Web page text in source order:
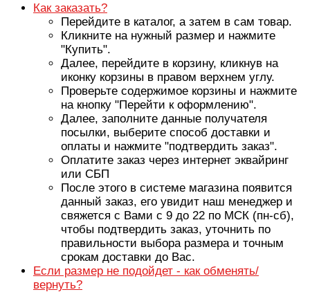
Как заказать?
Перейдите в каталог, а затем в сам товар.
Кликните на нужный размер и нажмите
"Купить".
Далее, перейдите в корзину, кликнув на
иконку корзины в правом верхнем углу.
Проверьте содержимое корзины и нажмите
на кнопку "Перейти к оформлению".
Далее, заполните данные получателя
посылки, выберите способ доставки и
оплаты и нажмите "подтвердить заказ".
Оплатите заказ через интернет эквайринг
или СБП
После этого в системе магазина появится
данный заказ, его увидит наш менеджер и
свяжется с Вами с 9 до 22 по МСК (пн-сб),
чтобы подтвердить заказ, уточнить по
правильности выбора размера и точным
срокам доставки до Вас.
Если размер не подойдет - как обменять/
вернуть?